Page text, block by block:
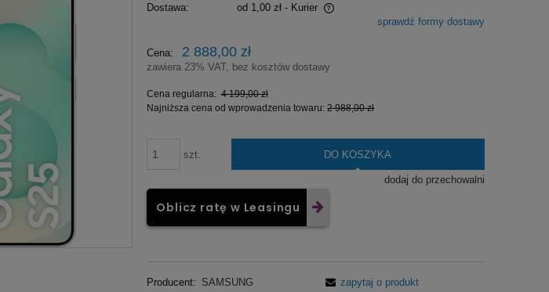
Dostawa:
od 1,00 zł - Kurier
płatności
sprawdź formy dostawy
Cena: 2 888,00 zł
zawiera 23% VAT, bez kosztów dostawy
Cena regularna: 4 199,00 zł
Najniższa cena od wprowadzenia towaru:2 988,00 zł
szt. DO KOSZYKA
dodaj do przechowalni
Oblicz ratę w Leasingu
Producent: SAMSUNG
zapytaj o produkt